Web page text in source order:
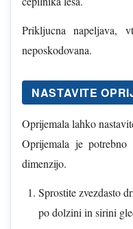
Prikljucna napeljava,
neposkodovana.
NASTAVITE
Oprijemala lahko
Oprijemala je
dimenzijo.
Sprostite zvezdasto
po dolzini in sirini